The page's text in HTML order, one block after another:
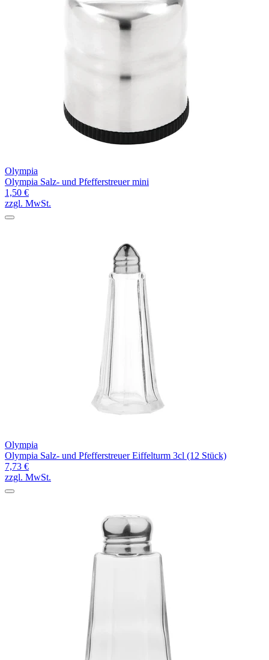
Olympia
Olympia Salz- und Pfefferstreuer mini
1,50 €
zzgl. MwSt.
Olympia
Olympia Salz- und Pfefferstreuer Eiffelturm 3cl (12 Stück)
7,73 €
zzgl. MwSt.